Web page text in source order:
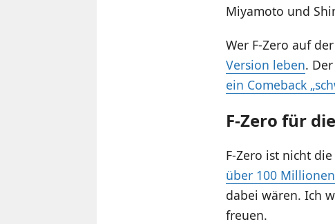
Miyamoto und
Wer F-Zero auf
Version leben.
ein Comeback
F-Zero für
F-Zero ist nicht
über 100
dabei wären. Ich
freuen.